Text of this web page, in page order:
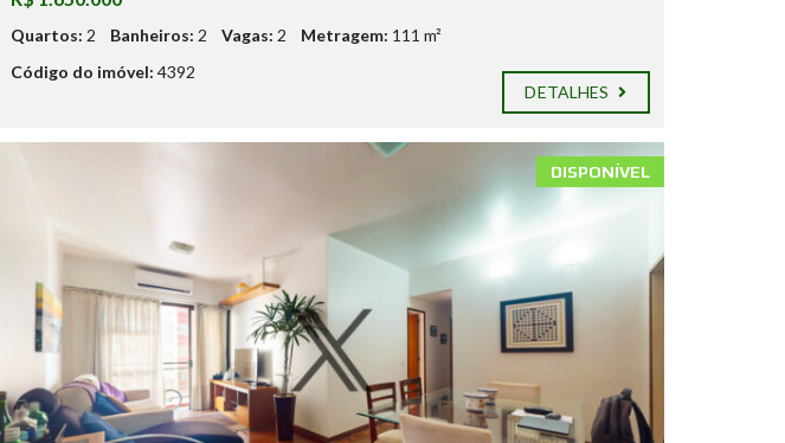
Quartos: 2 Banheiros: 2 Vagas: 2 Metragem: 111 m²
Código do imóvel: 4392
DETALHES
DISPONÍVEL